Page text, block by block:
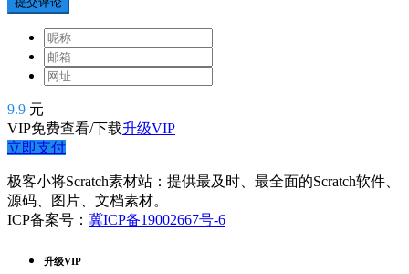
9.9 元
VIP免费查看/下载升级VIP
立即支付
极客小将Scratch素材站：提供最及时、最全面的Scratch软件、
源码、图片、文档素材。
ICP备案号： 冀ICP备19002667号-6
升级VIP